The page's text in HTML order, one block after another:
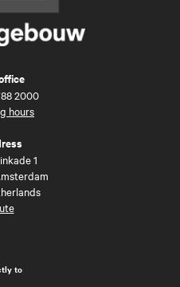
2000
hours
1
to